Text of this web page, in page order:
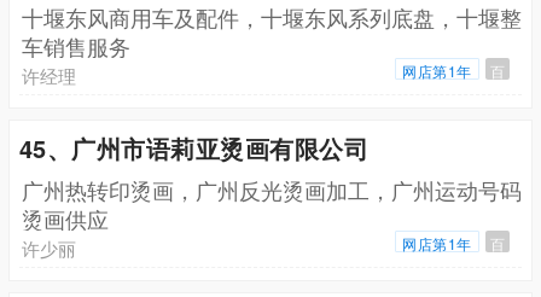
十堰东风商用车及配件，十堰东风系列底盘，十堰整
车销售服务
许经理 网店第1年 百
45、广州市语莉亚烫画有限公司
广州热转印烫画，广州反光烫画加工，广州运动号码
烫画供应
许少丽 网店第1年 百